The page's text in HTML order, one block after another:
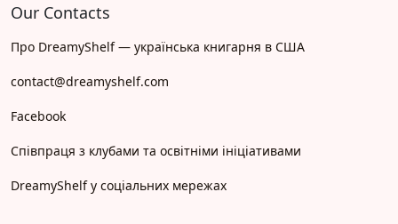
Our Contacts
Про DreamyShelf — українська книгарня в США
contact@dreamyshelf.com
Facebook
Співпраця з клубами та освітніми ініціативами
DreamyShelf у соціальних мережах